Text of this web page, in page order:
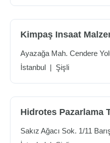
Kimpaş Insaat
Ayazağa Mah. Cendere
İstanbul | Şişli
Hidrotes Pazarlama
Sakız Ağacı Sok. 1/11